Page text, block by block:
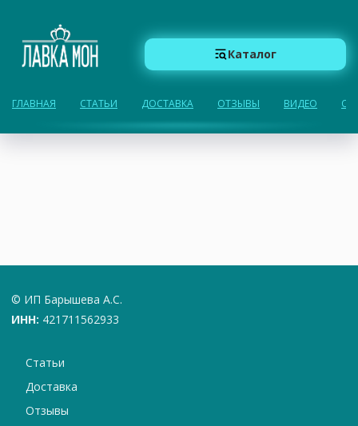
Каталог
ГЛАВНАЯ СТАТЬИ ДОСТАВКА ОТЗЫВЫ ВИДЕО О
© ИП Барышева А.С.
ИНН: 421711562933
Статьи
Доставка
Отзывы